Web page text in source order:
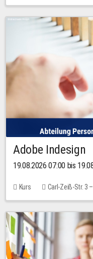
Adobe Indesign
19.08.2026 07:00 bis
Kurs Carl-Zeiß-Str. 3